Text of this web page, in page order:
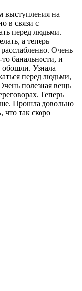
выступления на
в связи с
перед людьми.
а теперь
Очень
банальности, и
обошли. Узнала
перед людьми,
полезная вещь
Теперь
Прошла довольно
что так скоро